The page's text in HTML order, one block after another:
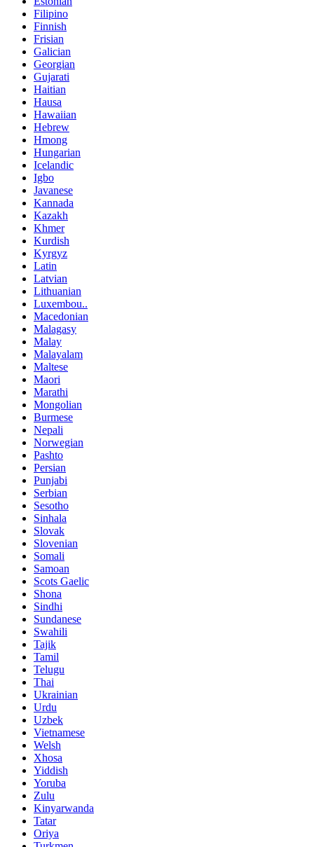
Filipino
Finnish
Frisian
Galician
Georgian
Gujarati
Haitian
Hausa
Hawaiian
Hebrew
Hmong
Hungarian
Icelandic
Igbo
Javanese
Kannada
Kazakh
Khmer
Kurdish
Kyrgyz
Latin
Latvian
Lithuanian
Luxembou..
Macedonian
Malagasy
Malay
Malayalam
Maltese
Maori
Marathi
Mongolian
Burmese
Nepali
Norwegian
Pashto
Persian
Punjabi
Serbian
Sesotho
Sinhala
Slovak
Slovenian
Somali
Samoan
Scots Gaelic
Shona
Sindhi
Sundanese
Swahili
Tajik
Tamil
Telugu
Thai
Ukrainian
Urdu
Uzbek
Vietnamese
Welsh
Xhosa
Yiddish
Yoruba
Zulu
Kinyarwanda
Tatar
Oriya